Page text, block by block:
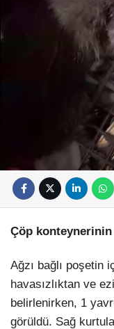
Çöp
Ağzı bağlı poşetin
havasızlıktan ve
belirlenirken, 1
görüldü. Sağ